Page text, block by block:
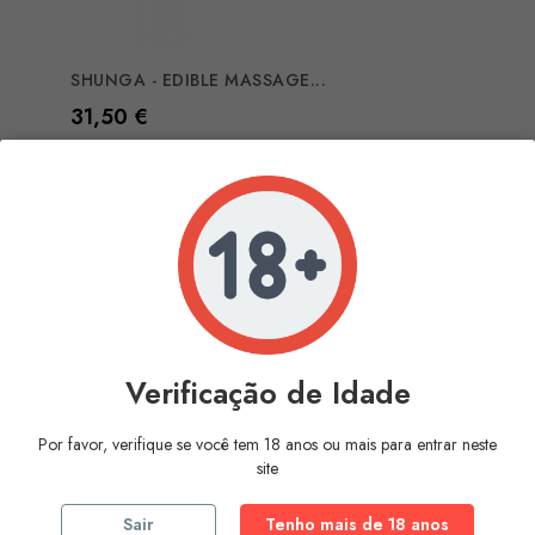
SHUNGA - EDIBLE MASSAGE...
Preço
31,50 €
Verificação de Idade
Por favor, verifique se você tem 18 anos ou mais para entrar neste
site
Sair Tenho mais de 18 anos